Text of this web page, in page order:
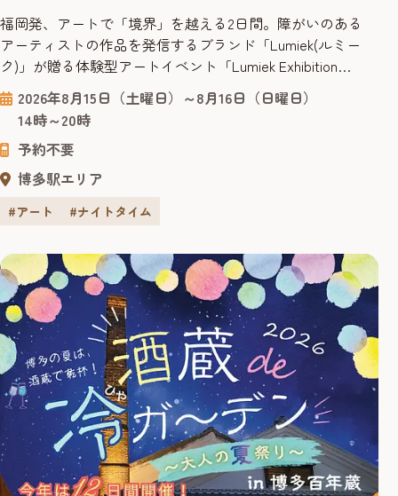
2026」
福岡発、アートで「境界」を越える2日間。障がいのある
アーティストの作品を発信するブランド「Lumiek(ルミー
ク)」が贈る体験型アートイベント「Lumiek Exhibition
Fukuoka 2026」が、博多区のアートスペース
「OVERGROUND」で開催。仕掛け人は福岡出身の現役大学
生です。 アートは障害の有無や年齢、国籍などの境界を超
えて心に届く共通言語です。展示を眺めるだけでなく...
2026年8月15日（土曜日）～8月16日（日曜日）
14時～20時
予約不要
博多駅エリア
#アート #ナイトタイム